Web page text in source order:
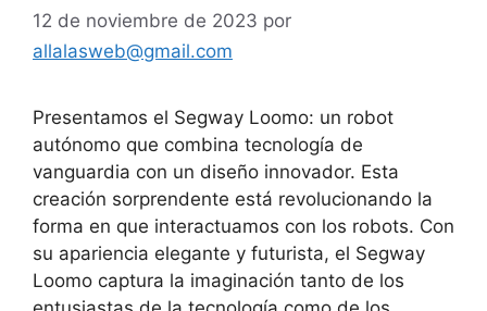
12 de noviembre de 2023 por
allalasweb@gmail.com
Presentamos el Segway Loomo: un robot
autónomo que combina tecnología de
vanguardia con un diseño innovador. Esta
creación sorprendente está revolucionando la
forma en que interactuamos con los robots. Con
su apariencia elegante y futurista, el Segway
Loomo captura la imaginación tanto de los